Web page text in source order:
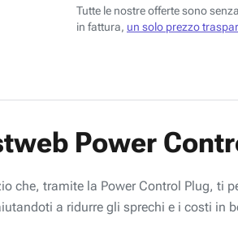
Tutte le nostre offerte sono
in fattura, un solo prezzo
Power
che, tramite la Power Control Plug, ti
a ridurre gli sprechi e i costi in